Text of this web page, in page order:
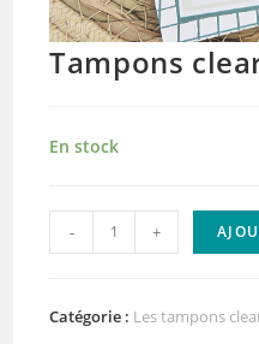
Tampons
En stock
quantité
de
clear
- +
Catégorie : Les tampons